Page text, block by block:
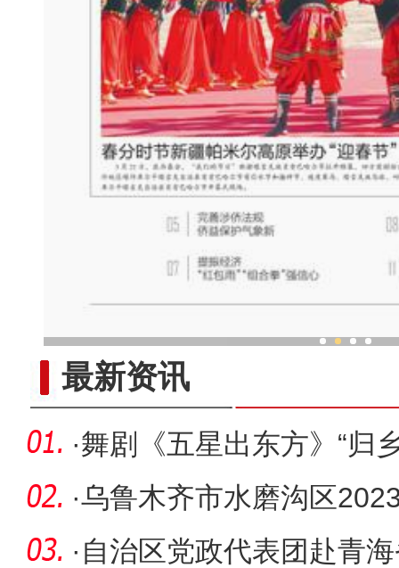
最新资讯
·舞剧《五星出东方》“归
地携手
·乌鲁木齐市水磨沟区
大会召开
· 自治区党政代表团赴青